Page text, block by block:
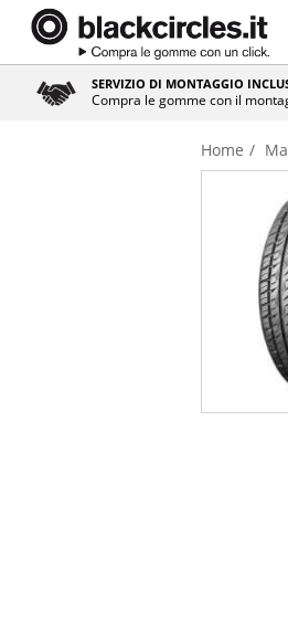
SERVIZIO DI MONTAGGIO
Compra le gomme con il
Home